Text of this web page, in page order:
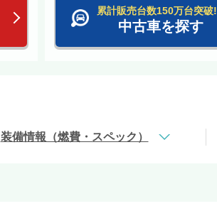
累計販売台数150万台突破!
中古車を探す
装備情報（燃費・スペック）